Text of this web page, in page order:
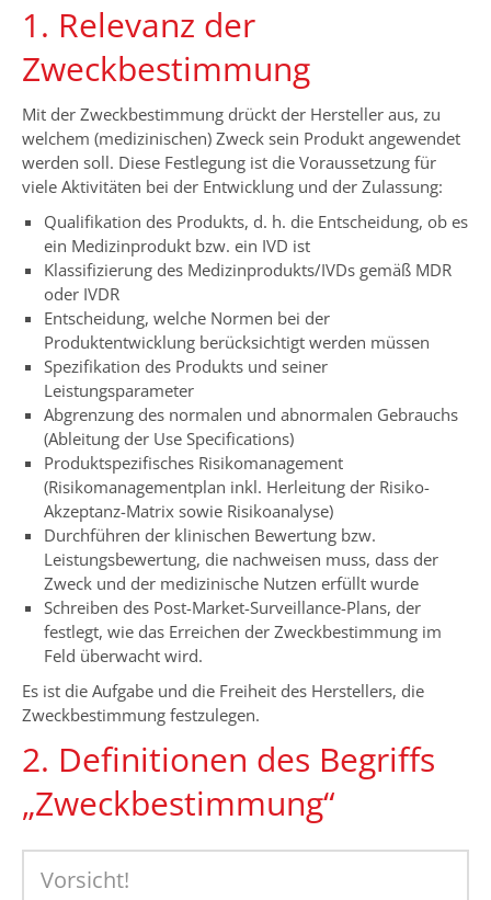
1. Relevanz der
Zweckbestimmung
Mit der Zweckbestimmung drückt der Hersteller aus, zu
welchem (medizinischen) Zweck sein Produkt angewendet
werden soll. Diese Festlegung ist die Voraussetzung für
viele Aktivitäten bei der Entwicklung und der Zulassung:
Qualifikation des Produkts, d. h. die Entscheidung, ob es
ein Medizinprodukt bzw. ein IVD ist
Klassifizierung des Medizinprodukts/IVDs gemäß MDR
oder IVDR
Entscheidung, welche Normen bei der
Produktentwicklung berücksichtigt werden müssen
Spezifikation des Produkts und seiner
Leistungsparameter
Abgrenzung des normalen und abnormalen Gebrauchs
(Ableitung der Use Specifications)
Produktspezifisches Risikomanagement
(Risikomanagementplan inkl. Herleitung der Risiko-
Akzeptanz-Matrix sowie Risikoanalyse)
Durchführen der klinischen Bewertung bzw.
Leistungsbewertung, die nachweisen muss, dass der
Zweck und der medizinische Nutzen erfüllt wurde
Schreiben des Post-Market-Surveillance-Plans, der
festlegt, wie das Erreichen der Zweckbestimmung im
Feld überwacht wird.
Es ist die Aufgabe und die Freiheit des Herstellers, die
Zweckbestimmung festzulegen.
2. Definitionen des Begriffs
„Zweckbestimmung“
Vorsicht!